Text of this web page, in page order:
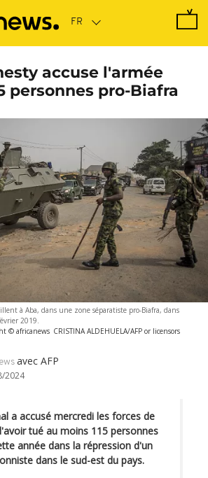
accuse l'armée
personnes pro-Biafra
à Aba, dans une zone séparatiste pro-Biafra, dans
2019.
© africanews CRISTINA ALDEHUELA/AFP or licensors
avec AFP
2024
a accusé mercredi les forces de
tué au moins 115 personnes
année dans la répression d'un
dans le sud-est du pays.